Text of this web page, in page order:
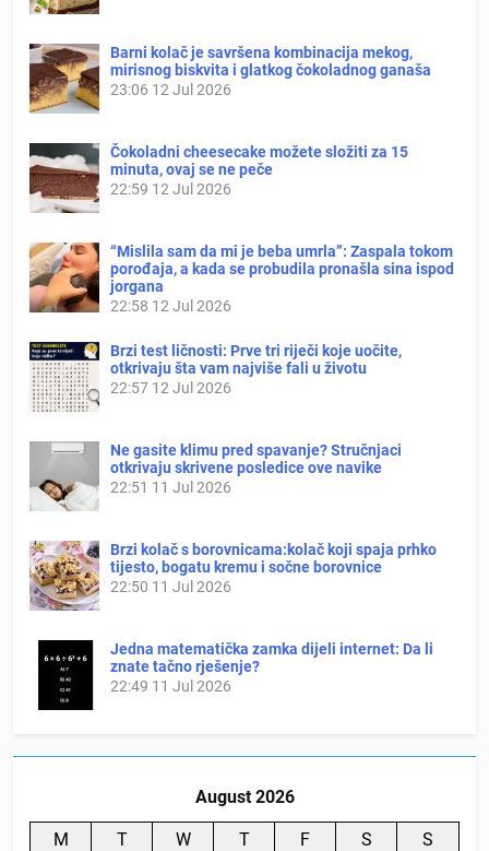
Barni kolač je savršena kombinacija mekog,
mirisnog biskvita i glatkog čokoladnog ganaša
23:06 12 Jul 2026
Čokoladni cheesecake možete složiti za 15
minuta, ovaj se ne peče
22:59 12 Jul 2026
“Mislila sam da mi je beba umrla”: Zaspala tokom
porođaja, a kada se probudila pronašla sina ispod
jorgana
22:58 12 Jul 2026
Brzi test ličnosti: Prve tri riječi koje uočite,
otkrivaju šta vam najviše fali u životu
22:57 12 Jul 2026
Ne gasite klimu pred spavanje? Stručnjaci
otkrivaju skrivene posledice ove navike
22:51 11 Jul 2026
Brzi kolač s borovnicama:kolač koji spaja prhko
tijesto, bogatu kremu i sočne borovnice
22:50 11 Jul 2026
Jedna matematička zamka dijeli internet: Da li
znate tačno rješenje?
22:49 11 Jul 2026
August 2026
M T W T F S
S